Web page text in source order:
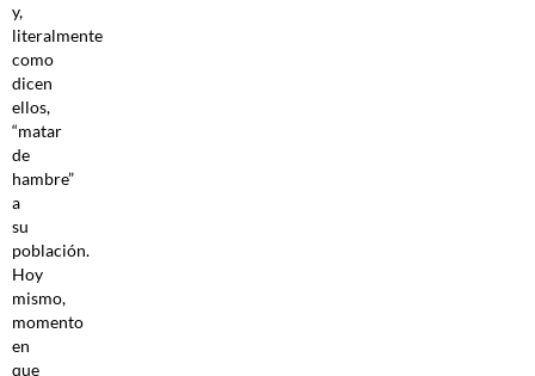
y,
literalmente
como
dicen
ellos,
“matar
de
hambre”
a
su
población.
Hoy
mismo,
momento
en
que